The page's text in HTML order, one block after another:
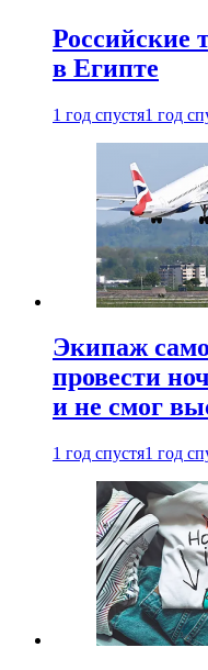
Российские
в Египте
1 год спустя1 год
Экипаж
провести
и не смог
1 год спустя1 год